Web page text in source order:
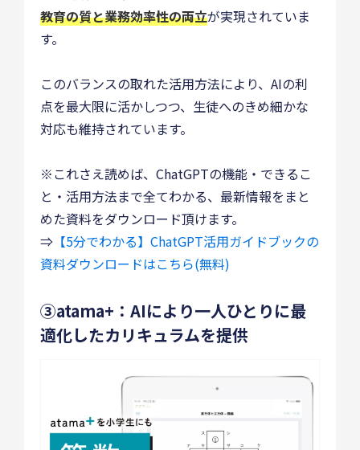
教育の質と業務効率性の両立が実現されていま
す。
このバランスの取れた活用方法により、AIの利
点を最大限に活かしつつ、生徒へのきめ細かな
対応も維持されています。
※これさえ読めば、ChatGPTの機能・できるこ
と・活用方法まで全てわかる、最新情報をまと
めた資料をダウンロード頂けます。
⇒ 【5分でわかる】ChatGPT活用ガイドブックの
資料ダウンロードはこちら(無料)
③atama+：AIにより一人ひとりに最
適化したカリキュラムを提供